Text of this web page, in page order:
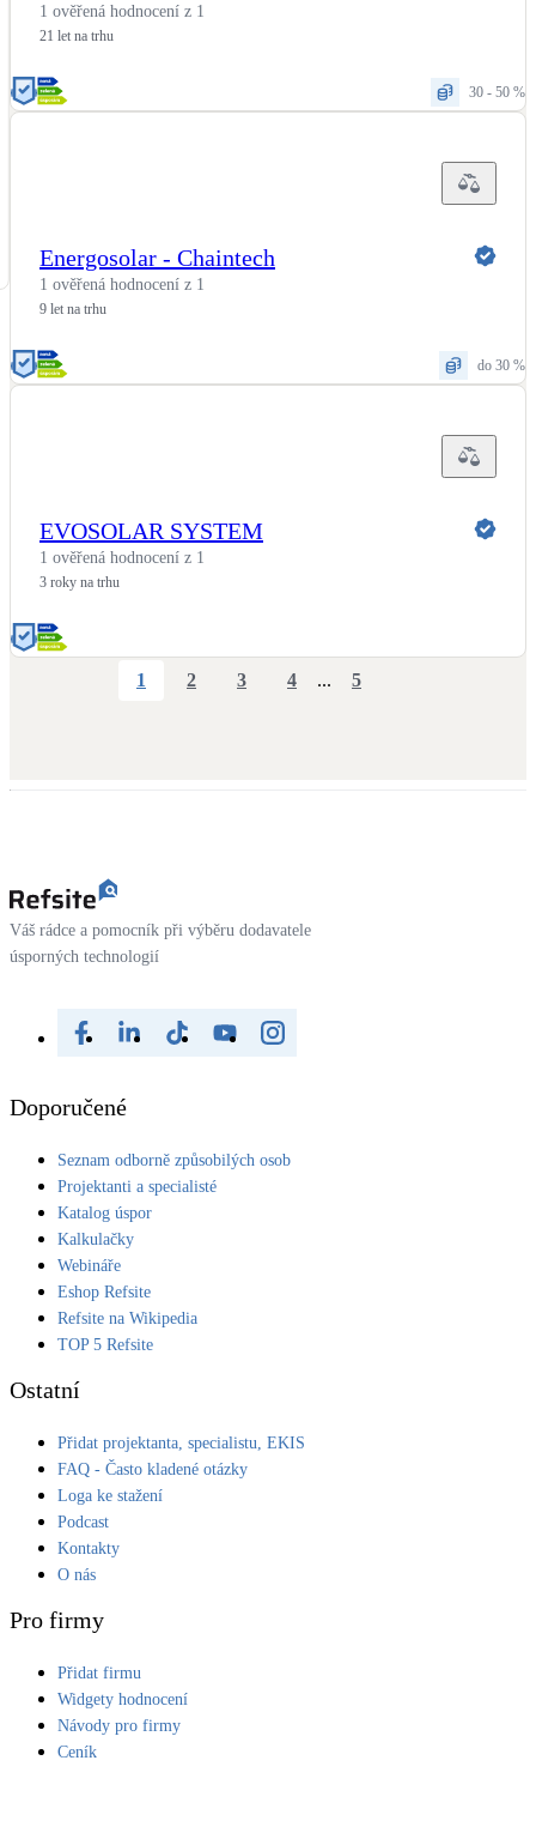
1 ověřená hodnocení z 1
21 let na trhu
30 - 50 %
Energosolar - Chaintech
1 ověřená hodnocení z 1
9 let na trhu
do 30 %
EVOSOLAR SYSTEM
1 ověřená hodnocení z 1
3 roky na trhu
1 2 3 4 ... 5
Váš rádce a pomocník při výběru dodavatele
úsporných technologií
Doporučené
Seznam odborně způsobilých osob
Projektanti a specialisté
Katalog úspor
Kalkulačky
Webináře
Eshop Refsite
Refsite na Wikipedia
TOP 5 Refsite
Ostatní
Přidat projektanta, specialistu, EKIS
FAQ - Často kladené otázky
Loga ke stažení
Podcast
Kontakty
O nás
Pro firmy
Přidat firmu
Widgety hodnocení
Návody pro firmy
Ceník